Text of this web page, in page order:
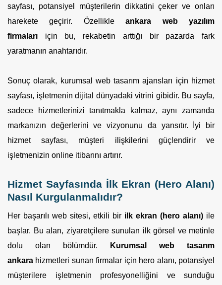
sayfası, potansiyel müşterilerin dikkatini çeker ve onları
harekete geçirir. Özellikleankara web yazılım
firmaları için bu, rekabetin arttığı bir pazarda fark
yaratmanın anahtarıdır.
Sonuç olarak, kurumsal web tasarım ajansları için hizmet
sayfası, işletmenin dijital dünyadaki vitrini gibidir. Bu sayfa,
sadece hizmetlerinizi tanıtmakla kalmaz, aynı zamanda
markanızın değerlerini ve vizyonunu da yansıtır. İyi bir
hizmet sayfası, müşteri ilişkilerini güçlendirir ve
işletmenizin online itibarını artırır.
Hizmet Sayfasında İlk Ekran (Hero Alanı)
Nasıl Kurgulanmalıdır?
Her başarılı web sitesi, etkili bir ilk ekran (hero alanı) ile
başlar. Bu alan, ziyaretçilere sunulan ilk görsel ve metinle
dolu olan bölümdür.
Kurumsal web tasarım
ankara hizmetleri sunan firmalar için hero alanı, potansiyel
müşterilere işletmenin profesyonelliğini ve sunduğu